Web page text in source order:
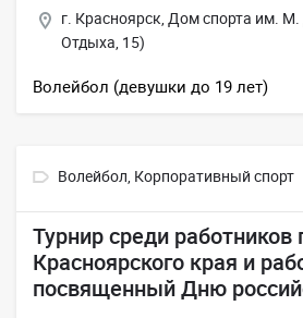
г. Красноярск, Дом спорта им.
Отдыха, 15)
Волейбол (девушки до 19 лет)
Волейбол, Корпоративный спорт
Турнир среди работников
Красноярского края и
посвященный Дню